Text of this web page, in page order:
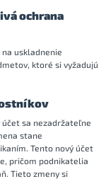
ochrana
uskladnenie
ktoré si vyžadujú
sa nezadržateľne
stane
Tento nový účet
pričom podnikatelia
Tieto zmeny si